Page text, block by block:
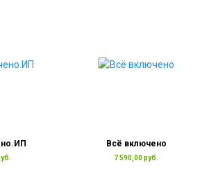
Всё включено
7 590,00 руб.